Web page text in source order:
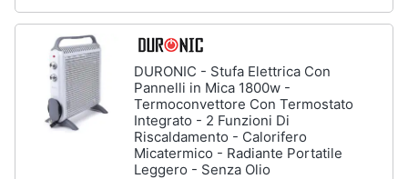
DURONIC - Stufa Elettrica Con
Pannelli in Mica 1800w -
Termoconvettore Con Termostato
Integrato - 2 Funzioni Di
Riscaldamento - Calorifero
Micatermico - Radiante Portatile
Leggero - Senza Olio